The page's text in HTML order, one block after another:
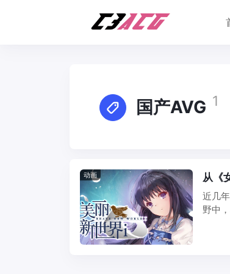
国产AVG 1
动画 从《
近几
野中